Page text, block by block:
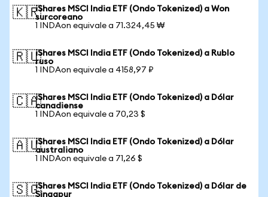
🇰🇷iShares MSCI India ETF (Ondo Tokenized) a Won
surcoreano
1 INDAon equivale a 71.324,45 ₩
🇷🇺iShares MSCI India ETF (Ondo Tokenized) a Rublo
ruso
1 INDAon equivale a 4158,97 ₽
🇨🇦iShares MSCI India ETF (Ondo Tokenized) a Dólar
canadiense
1 INDAon equivale a 70,23 $
🇦🇺iShares MSCI India ETF (Ondo Tokenized) a Dólar
australiano
1 INDAon equivale a 71,26 $
🇸🇬iShares MSCI India ETF (Ondo Tokenized) a Dólar de
Singapur